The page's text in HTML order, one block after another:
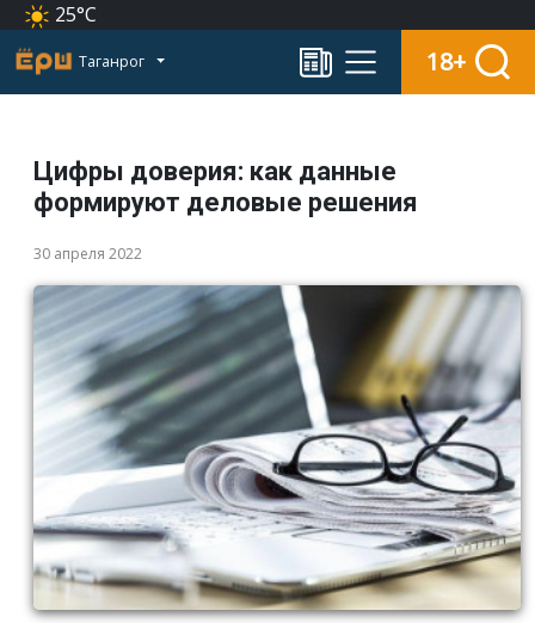
25°C
Таганрог 18+
Цифры доверия: как данные
формируют деловые решения
30 апреля 2022